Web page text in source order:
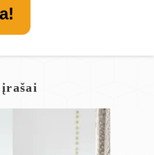
įrašai